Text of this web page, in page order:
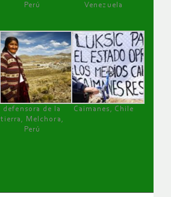
Perú
Venezuela
defensora de la
tierra, Melchora,
Perú
Caimanes, Chile